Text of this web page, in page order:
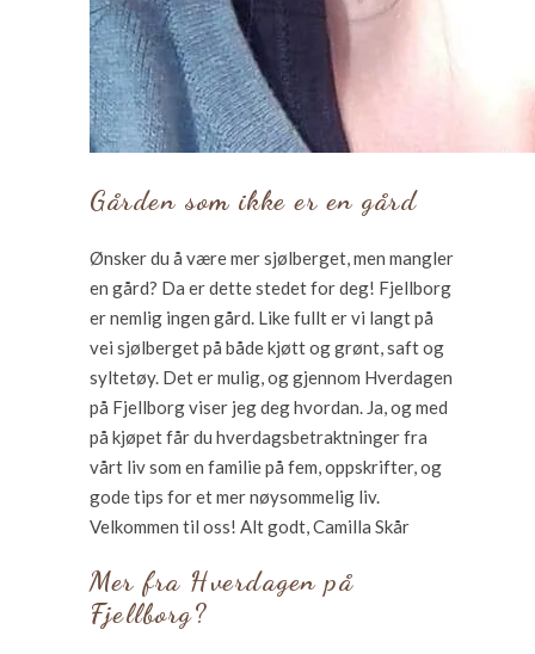
Gården som ikke er en gård
Ønsker du å være mer sjølberget, men mangler
en gård? Da er dette stedet for deg! Fjellborg
er nemlig ingen gård. Like fullt er vi langt på
vei sjølberget på både kjøtt og grønt, saft og
syltetøy. Det er mulig, og gjennom Hverdagen
på Fjellborg viser jeg deg hvordan. Ja, og med
på kjøpet får du hverdagsbetraktninger fra
vårt liv som en familie på fem, oppskrifter, og
gode tips for et mer nøysommelig liv.
Velkommen til oss! Alt godt, Camilla Skår
Mer fra Hverdagen på
Fjellborg?